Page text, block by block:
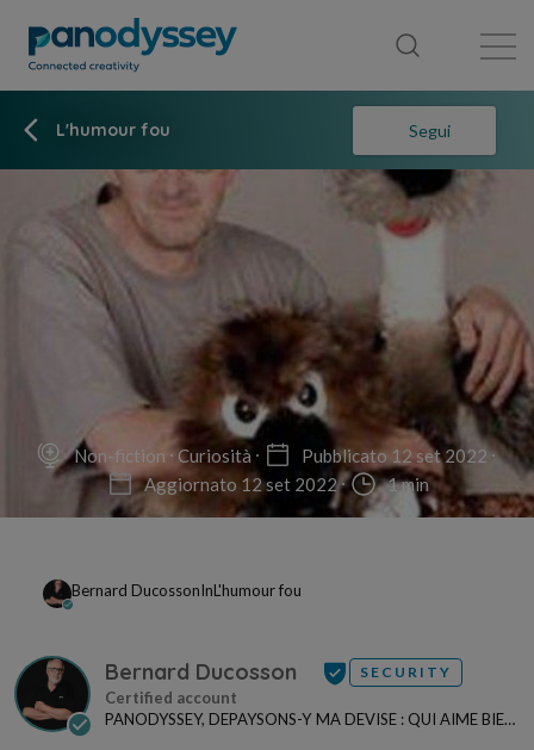
L'humour fou Segui
Non-fiction Curiosità
Pubblicato 12 set 2022
Aggiornato 12 set 2022
1 min
Bernard DucossonInL'humour fou
Bernard Ducosson SECURITY
PANODYSSEY, DEPAYSONS-Y MA DEVISE : QUI AIME BIEN,